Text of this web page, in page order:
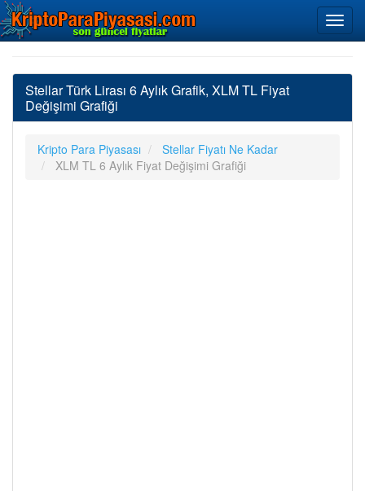
Stellar Türk Lirası 6 Aylık Grafik, XLM TL Fiyat
Değişimi Grafiği
Kripto Para Piyasası
Stellar Fiyatı Ne Kadar
XLM TL 6 Aylık Fiyat Değişimi Grafiği